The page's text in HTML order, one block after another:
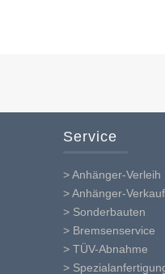
Service
> Anhänger-Verleih
> Anhänger-Verkauf
> Sonderbauten
> Bremsenservice
> TÜV-Abnahme
>